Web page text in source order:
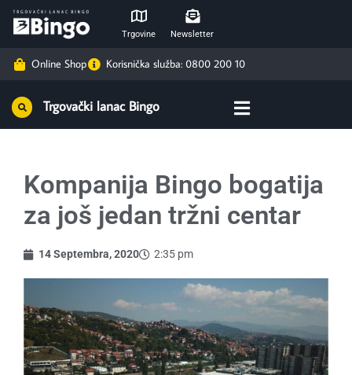
Trgovine Newsletter
Online Shop Korisnička služba: 0800 200 10
Trgovački lanac Bingo
Kompanija Bingo bogatija
za još jedan tržni centar
14 Septembra, 2020 2:35 pm